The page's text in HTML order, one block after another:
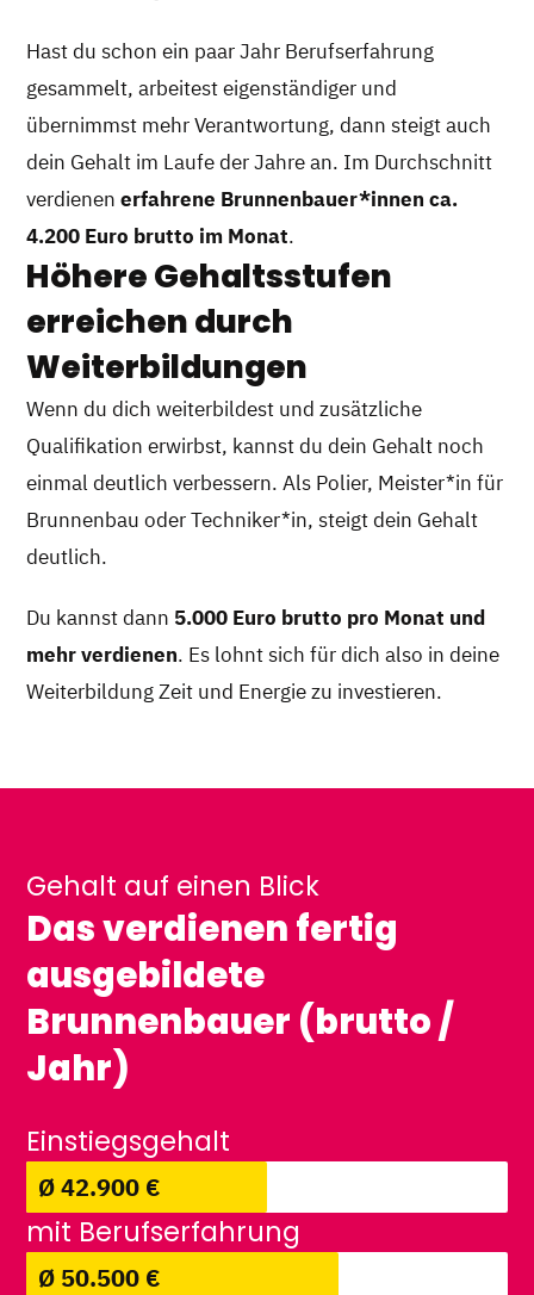
Hast du schon ein paar Jahr Berufserfahrung
gesammelt, arbeitest eigenständiger und
übernimmst mehr Verantwortung, dann steigt auch
dein Gehalt im Laufe der Jahre an. Im Durchschnitt
verdienenerfahrene Brunnenbauer*innen ca.
4.200 Euro brutto im Monat.
Höhere Gehaltsstufen
erreichen durch
Weiterbildungen
Wenn du dich weiterbildest und zusätzliche
Qualifikation erwirbst, kannst du dein Gehalt noch
einmal deutlich verbessern. Als Polier, Meister*in für
Brunnenbau oder Techniker*in, steigt dein Gehalt
deutlich.
Du kannst dann 5.000 Euro brutto pro Monat und
mehr verdienen. Es lohnt sich für dich also in deine
Weiterbildung Zeit und Energie zu investieren.
Gehalt auf einen Blick
Das verdienen fertig
ausgebildete
Brunnenbauer (brutto /
Jahr)
Einstiegsgehalt
Ø 42.900 €
mit Berufserfahrung
Ø 50.500 €